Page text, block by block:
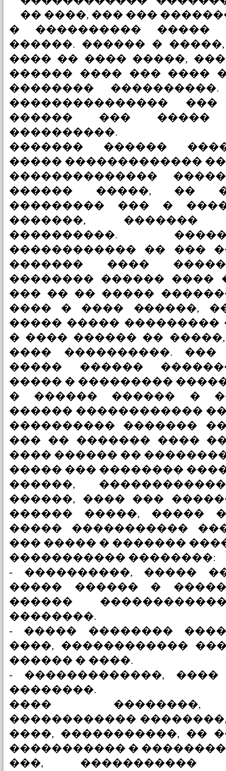
�� ����, ��� ���
� ���������� �����
������. ������ �
���� �� ���� �����,
������ ���� ��� ����
��������
���������������
������ ��� �����
����������.
������� ������
����� �������������
��������������
������ �����, ��
��������� ��� �
�������,
����������.
������������ �� ���
������� ����
�������� ������ ����
��� �� �� �����
���� � ���� ������,
����� ����� ���������
� ���� ������ ��
���� ����������.
����� ������
����� � ���������
� ������ ������ �
������ ������������
���������� �������
��� �� ������� ����
���� ������ ��
����� ��� ��������
������,
������, ���� ���
������ �����, �����
����� �����������
��� ����� � �������
����������� ��������:
- ����������, �����
����� ������ �
������
��������.
- ����� ��������
����, ������������
������ � ����.
- �������������,
��������.
���� ��������,
������������
����, �����������, ��
����������� �
���,